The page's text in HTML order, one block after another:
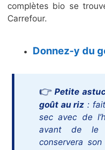
complètes bio se
Carrefour.
Donnez-y du
Petite
goût au riz :
sec avec de
avant de le
conservera